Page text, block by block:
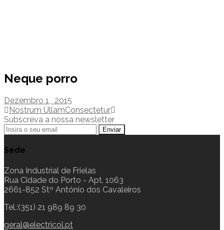
Neque porro
Dezembro 1, 2015
Post
navigation
Nostrum UllamConsectetur
Subscreva a nossa newsletter
Sede
Zona Industrial de Frielas
Rua Cidade do Porto - Apt. 1063
2661-852 Stº António dos Cavaleiros
Tel.:(351) 21 989 89 30
geral@electricol.pt